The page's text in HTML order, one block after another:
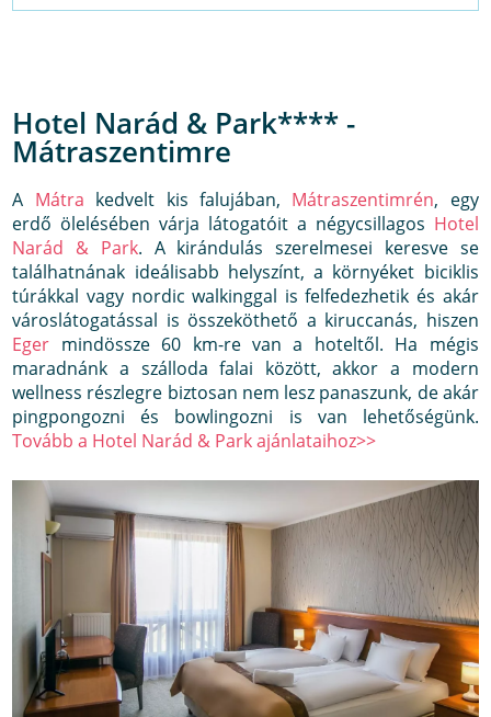
Hotel Narád & Park**** -
Mátraszentimre
A Mátra kedvelt kis falujában, Mátraszentimrén, egy
erdő ölelésében várja látogatóit a négycsillagos Hotel
Narád & Park. A kirándulás szerelmesei keresve se
találhatnának ideálisabb helyszínt, a környéket biciklis
túrákkal vagy nordic walkinggal is felfedezhetik és akár
városlátogatással is összeköthető a kiruccanás, hiszen
Eger mindössze 60 km-re van a hoteltől. Ha mégis
maradnánk a szálloda falai között, akkor a modern
wellness részlegre biztosan nem lesz panaszunk, de akár
pingpongozni és bowlingozni is van lehetőségünk.
Tovább a Hotel Narád & Park ajánlataihoz>>